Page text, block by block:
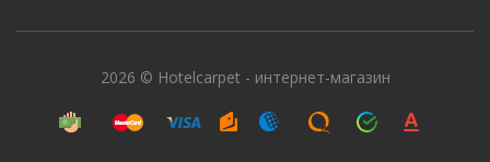
2026 © Hotelcarpet - интернет-магазин